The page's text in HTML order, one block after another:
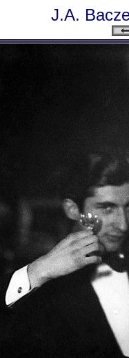
J.A.